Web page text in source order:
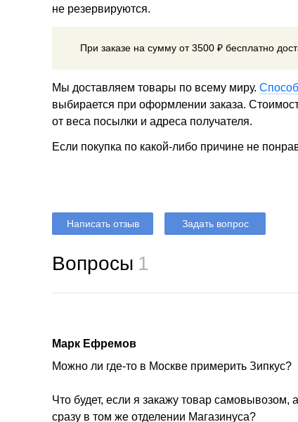
не резервируются.
При заказе на сумму от 3500 ₽ бесплатно
Мы доставляем товары по всему миру.
выбирается при оформлении заказа.
от веса посылки и адреса получателя.
Если покупка по какой-либо причине не
Написать отзыв Задать вопрос
Вопросы 1
Марк Ефремов
Можно ли где-то в Москве примерить Зипкус?
Что будет, если я закажу товар
сразу в том же отделении Магазинуса?